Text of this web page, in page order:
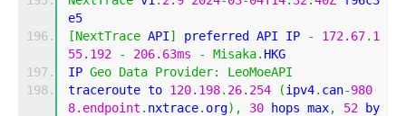
e5
[NextTrace API] preferred API IP - 172.67. 1
55.192
- 206.63ms - Misaka. HKG
IP Geo Data Provider:
LeoMoeAPI
traceroute to 120.198. 26.254 (ipv4. can-980
8.endpoint . nxtrace. org), 30 hops max, 52 by